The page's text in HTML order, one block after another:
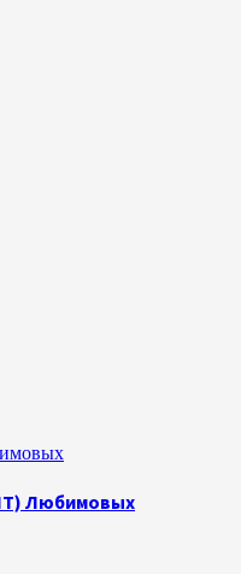
Любимовых